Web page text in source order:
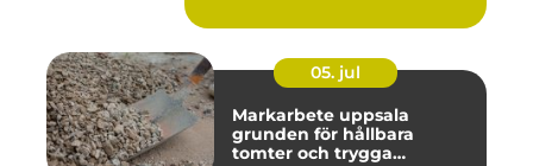
05. jul
Markarbete uppsala
grunden för hållbara
tomter och trygga